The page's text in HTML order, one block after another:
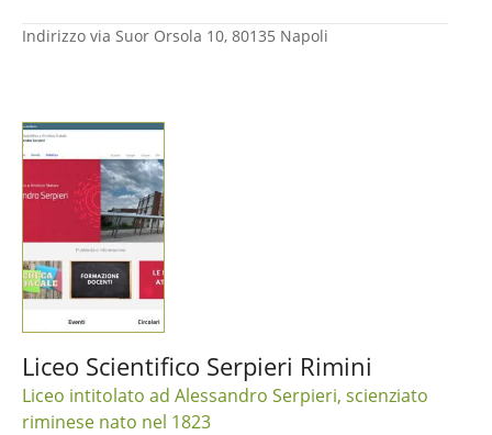
Indirizzo via Suor Orsola 10, 80135 Napoli
Liceo Scientifico Serpieri Rimini
Liceo intitolato ad Alessandro Serpieri, scienziato
riminese nato nel 1823